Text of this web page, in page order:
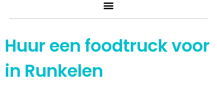
Huur een foodtruck voor
in Runkelen